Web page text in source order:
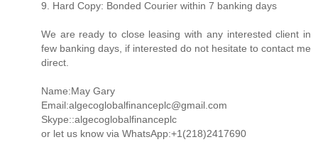
9. Hard Copy: Bonded Courier within 7 banking days
We are ready to close leasing with any interested client in
few banking days, if interested do not hesitate to contact me
direct.
Name:May Gary
Email:algecoglobalfinanceplc@gmail.com
Skype::algecoglobalfinanceplc
or let us know via WhatsApp:+1(218)2417690